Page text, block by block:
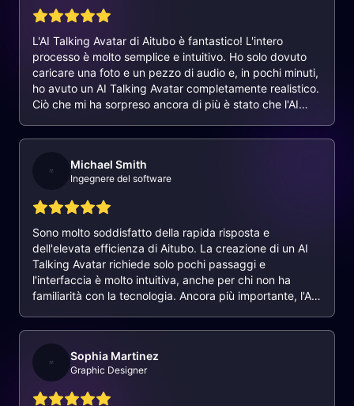
L'AI Talking Avatar di Aitubo è fantastico! L'intero
processo è molto semplice e intuitivo. Ho solo dovuto
caricare una foto e un pezzo di audio e, in pochi minuti,
ho avuto un AI Talking Avatar completamente realistico.
Ciò che mi ha sorpreso ancora di più è stato che l'AI
aveva anche una voce molto naturale. Questo
ho già consigliato l'AI Talking Avatar di Aitubo a molti
amici, che lo trovano anche molto utile.
Michael Smith
Ingegnere del software
Sono molto soddisfatto della rapida risposta e
dell'elevata efficienza di Aitubo. La creazione di un AI
Talking Avatar richiede solo pochi passaggi e
l'interfaccia è molto intuitiva, anche per chi non ha
familiarità con la tecnologia. Ancora più importante, l'AI
gran lunga le mie aspettative. Ho intenzione di utilizzare
questi AI Talking Avatar nelle mie presentazioni
aziendali e credo che lasceranno una profonda
impressione sui miei clienti.
Sophia Martinez
Graphic Designer